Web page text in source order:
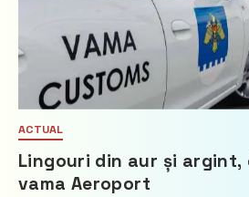
ACTUAL
Lingouri din aur și argint,
vama Aeroport